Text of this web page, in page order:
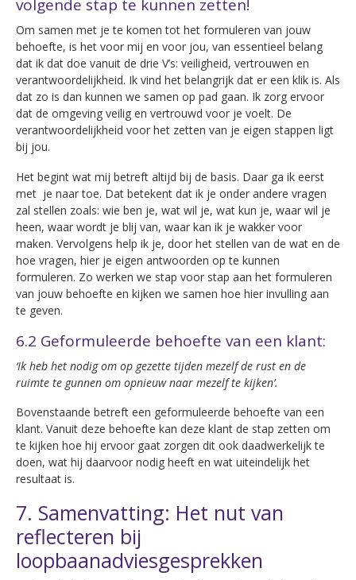
volgende stap te kunnen zetten!
Om samen met je te komen tot het formuleren van jouw
behoefte, is het voor mij en voor jou, van essentieel belang
dat ik dat doe vanuit de drie V’s: veiligheid, vertrouwen en
verantwoordelijkheid. Ik vind het belangrijk dat er een klik is. Als
dat zo is dan kunnen we samen op pad gaan. Ik zorg ervoor
dat de omgeving veilig en vertrouwd voor je voelt. De
verantwoordelijkheid voor het zetten van je eigen stappen ligt
bij jou.
Het begint wat mij betreft altijd bij de basis. Daar ga ik eerst
met je naar toe. Dat betekent dat ik je onder andere vragen
zal stellen zoals: wie ben je, wat wil je, wat kun je, waar wil je
heen, waar wordt je blij van, waar kan ik je wakker voor
maken. Vervolgens help ik je, door het stellen van de wat en de
hoe vragen, hier je eigen antwoorden op te kunnen
formuleren. Zo werken we stap voor stap aan het formuleren
van jouw behoefte en kijken we samen hoe hier invulling aan
te geven.
6.2 Geformuleerde behoefte van een klant:
‘Ik heb het nodig om op gezette tijden mezelf de rust en de
ruimte te gunnen om opnieuw naar mezelf te kijken’.
Bovenstaande betreft een geformuleerde behoefte van een
klant. Vanuit deze behoefte kan deze klant de stap zetten om
te kijken hoe hij ervoor gaat zorgen dit ook daadwerkelijk te
doen, wat hij daarvoor nodig heeft en wat uiteindelijk het
resultaat is.
7. Samenvatting: Het nut van
reflecteren bij
loopbaanadviesgesprekken